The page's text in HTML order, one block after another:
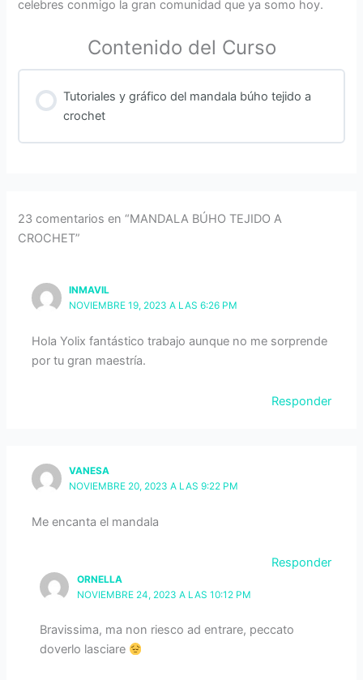
celebres conmigo la gran comunidad que ya somo hoy.
Contenido del Curso
Tutoriales y gráfico del mandala búho tejido a
crochet
23 comentarios en “MANDALA BÚHO TEJIDO A
CROCHET”
INMAVIL
NOVIEMBRE 19, 2023 A LAS 6:26 PM
Hola Yolix fantástico trabajo aunque no me sorprende
por tu gran maestría.
Responder
VANESA
NOVIEMBRE 20, 2023 A LAS 9:22 PM
Me encanta el mandala
Responder
ORNELLA
NOVIEMBRE 24, 2023 A LAS 10:12 PM
Bravissima, ma non riesco ad entrare, peccato
doverlo lasciare